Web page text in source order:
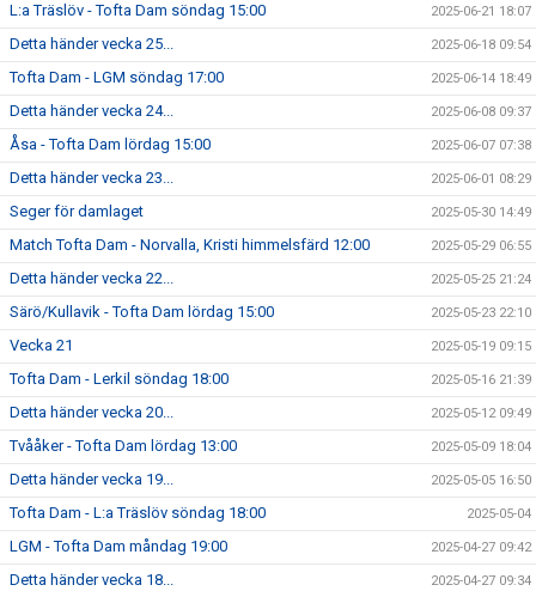
L:a Träslöv - Tofta Dam söndag 15:00 2025-06-21 18:07
Detta händer vecka 25... 2025-06-18 09:54
Tofta Dam - LGM söndag 17:00 2025-06-14 18:49
Detta händer vecka 24... 2025-06-08 09:37
Åsa - Tofta Dam lördag 15:00 2025-06-07 07:38
Detta händer vecka 23... 2025-06-01 08:29
Seger för damlaget 2025-05-30 14:49
Match Tofta Dam - Norvalla, Kristi himmelsfärd 12:00 2025-05-29 06:55
Detta händer vecka 22... 2025-05-25 21:24
Särö/Kullavik - Tofta Dam lördag 15:00 2025-05-23 22:10
Vecka 21 2025-05-19 09:15
Tofta Dam - Lerkil söndag 18:00 2025-05-16 21:39
Detta händer vecka 20... 2025-05-12 09:49
Tvååker - Tofta Dam lördag 13:00 2025-05-09 18:04
Detta händer vecka 19... 2025-05-05 16:50
Tofta Dam - L:a Träslöv söndag 18:00 2025-05-04
LGM - Tofta Dam måndag 19:00 2025-04-27 09:42
Detta händer vecka 18... 2025-04-27 09:34